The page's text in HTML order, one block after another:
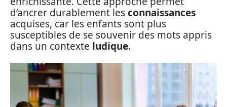
d’ancrer durablement lesconnaissances
acquises, car les enfants sont plus
susceptibles de se souvenir des mots appris
dans un contexte ludique.